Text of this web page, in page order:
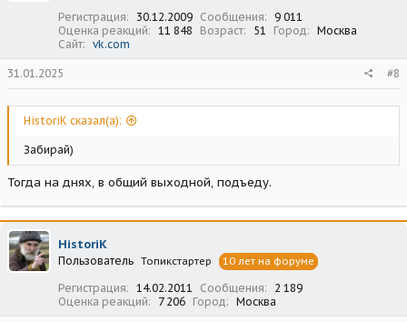
Регистрация 30.12.2009 Сообщения
9 011
Оценка реакций
11 848 Возраст 51 Город
Москва
Сайт
vk.com
31.01.2025 #8
HistoriK сказал(а):
Забирай)
Тогда на днях, в общий выходной, подъеду.
HistoriK
Пользователь Топикстартер 10 лет на форуме
Регистрация 14.02.2011 Сообщения
2 189
Оценка реакций
7 206 Город Москва